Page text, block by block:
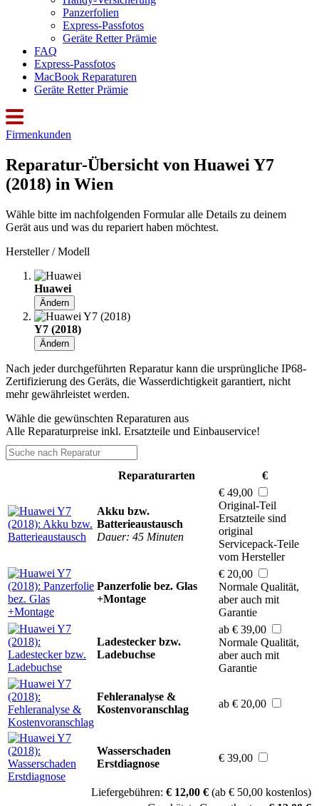
Panzerfolien
Express-Passfotos
Geräte Retter Prämie
FAQ
Express-Passfotos
MacBook Reparaturen
Geräte Retter Prämie
Firmenkunden
Reparatur-Übersicht von Huawei Y7
(2018) in Wien
Wähle bitte im nachfolgenden Formular alle Details zu deinem
Gerät aus und was du repariert haben möchtest.
Hersteller / Modell
Huawei
Ändern
Y7 (2018)
Ändern
Nach jeder durchgeführten Reparatur kann die ursprüngliche IP68-
Zertifizierung des Geräts, die Wasserdichtigkeit garantiert, nicht
mehr gewährleistet werden.
Wähle die gewünschten Reparaturen aus
Alle Reparaturpreise inkl. Ersatzteile und Einbauservice!
Reparaturarten €
Akku bzw.
Batterieaustausch
Dauer: 45 Minuten
€ 49,00
Original-Teil
Ersatzteile sind
original
Servicepack-Teile
vom Hersteller
Panzerfolie bez. Glas
+Montage
€ 20,00
Normale Qualität,
aber auch mit
Garantie
Ladestecker bzw.
Ladebuchse
ab € 39,00
Normale Qualität,
aber auch mit
Garantie
Fehleranalyse &
Kostenvoranschlag
ab € 20,00
Wasserschaden
Erstdiagnose
€ 39,00
Liefergebühren: € 12,00 € (ab € 50,00 kostenlos)